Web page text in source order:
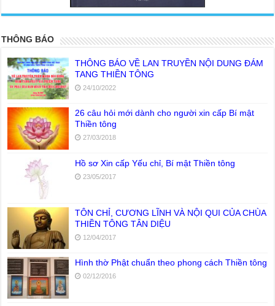
THÔNG BÁO
THÔNG BÁO VỀ LAN TRUYỀN NỘI DUNG ĐÁM
TANG THIỀN TÔNG
24/10/2022
26 câu hỏi mới dành cho người xin cấp Bí mật
Thiền tông
27/03/2018
Hồ sơ Xin cấp Yếu chỉ, Bí mật Thiền tông
23/05/2017
TÔN CHỈ, CƯƠNG LĨNH VÀ NỘI QUI CỦA CHÙA
THIỀN TÔNG TÂN DIỆU
12/04/2017
Hình thờ Phật chuẩn theo phong cách Thiền tông
02/12/2016